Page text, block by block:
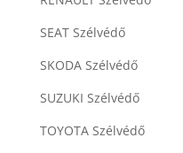
SEAT Szélvédő
SKODA Szélvédő
SUZUKI Szélvédő
TOYOTA Szélvédő